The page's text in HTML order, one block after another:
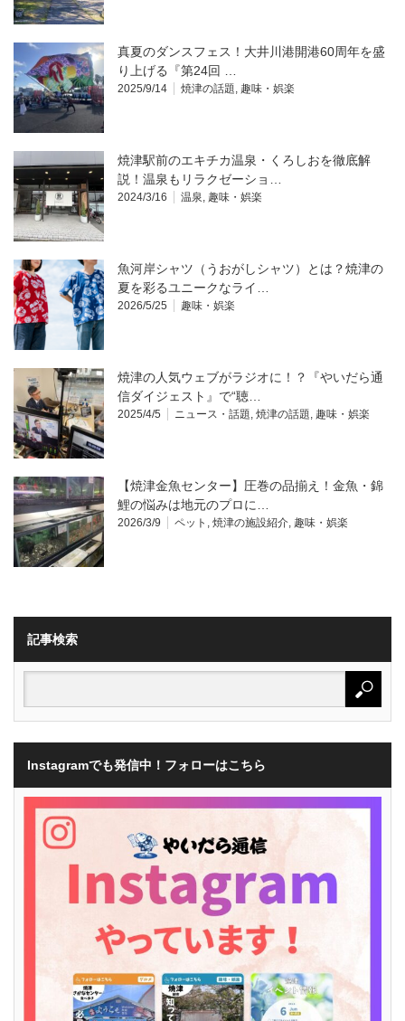
真夏のダンスフェス！大井川港開港60周年を盛
り上げる『第24回 …
2025/9/14 焼津の話題 趣味・娯楽
焼津駅前のエキチカ温泉・くろしおを徹底解
説！温泉もリラクゼーショ…
2024/3/16 温泉 趣味・娯楽
魚河岸シャツ（うおがしシャツ）とは？焼津の
夏を彩るユニークなライ…
2026/5/25 趣味・娯楽
焼津の人気ウェブがラジオに！？『やいだら通
信ダイジェスト』で“聴…
2025/4/5 ニュース・話題 焼津の話題 趣味・娯楽
【焼津金魚センター】圧巻の品揃え！金魚・錦
鯉の悩みは地元のプロに…
2026/3/9 ペット 焼津の施設紹介 趣味・娯楽
記事検索
Instagramでも発信中！フォローはこちら